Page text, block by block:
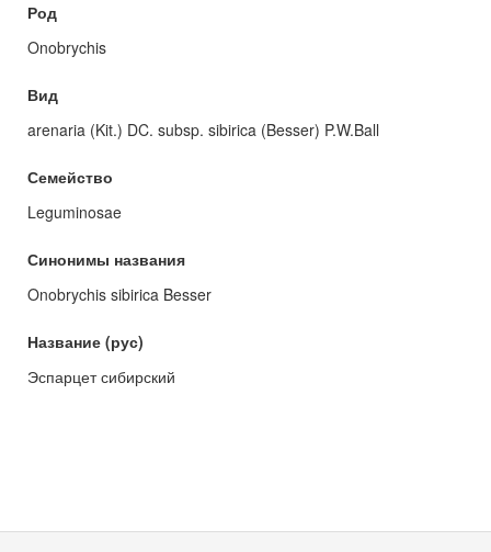
Род
Onobrychis
Вид
arenaria (Kit.) DC. subsp. sibirica (Besser) P.W.Ball
Семейство
Leguminosae
Синонимы названия
Onobrychis sibirica Besser
Название (рус)
Эспарцет сибирский